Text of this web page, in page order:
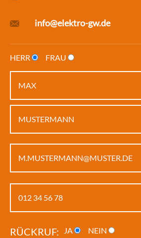
info@elektro-gw.de
HERR FRAU
Bitte lasse dieses Feld leer.
RÜCKRUF: JA NEIN